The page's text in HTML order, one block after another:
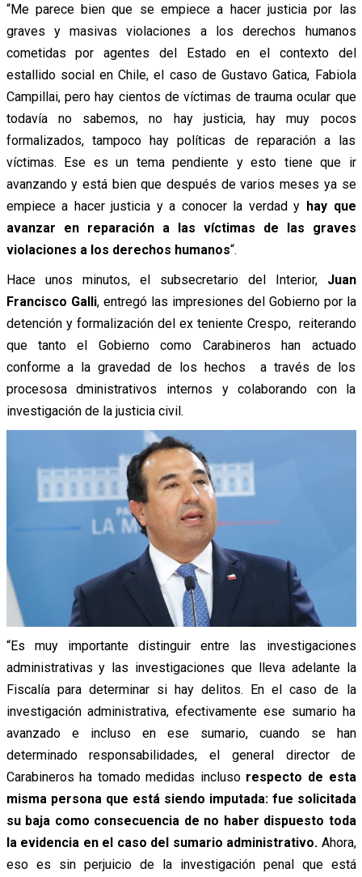
“Me parece bien que se empiece a hacer justicia por las
graves y masivas violaciones a los derechos humanos
cometidas por agentes del Estado en el contexto del
estallido social en Chile, el caso de Gustavo Gatica, Fabiola
Campillai, pero hay cientos de víctimas de trauma ocular que
todavía no sabemos, no hay justicia, hay muy pocos
formalizados, tampoco hay políticas de reparación a las
víctimas. Ese es un tema pendiente y esto tiene que ir
avanzando y está bien que después de varios meses ya se
empiece a hacer justicia y a conocer la verdad y hay que
avanzar en reparación a las víctimas de las graves
violaciones a los derechos humanos“.
Hace unos minutos, el subsecretario del Interior, Juan
Francisco Galli, entregó las impresiones del Gobierno por la
detención y formalización del ex teniente Crespo, reiterando
que tanto el Gobierno como Carabineros han actuado
conforme a la gravedad de los hechos a través de los
procesosa dministrativos internos y colaborando con la
investigación de la justicia civil.
“Es muy importante distinguir entre las investigaciones
administrativas y las investigaciones que lleva adelante la
Fiscalía para determinar si hay delitos. En el caso de la
investigación administrativa, efectivamente ese sumario ha
avanzado e incluso en ese sumario, cuando se han
determinado responsabilidades, el general director de
Carabineros ha tomado medidas incluso respecto de esta
misma persona que está siendo imputada: fue solicitada
su baja como consecuencia de no haber dispuesto toda
la evidencia en el caso del sumario administrativo. Ahora,
eso es sin perjuicio de la investigación penal que está